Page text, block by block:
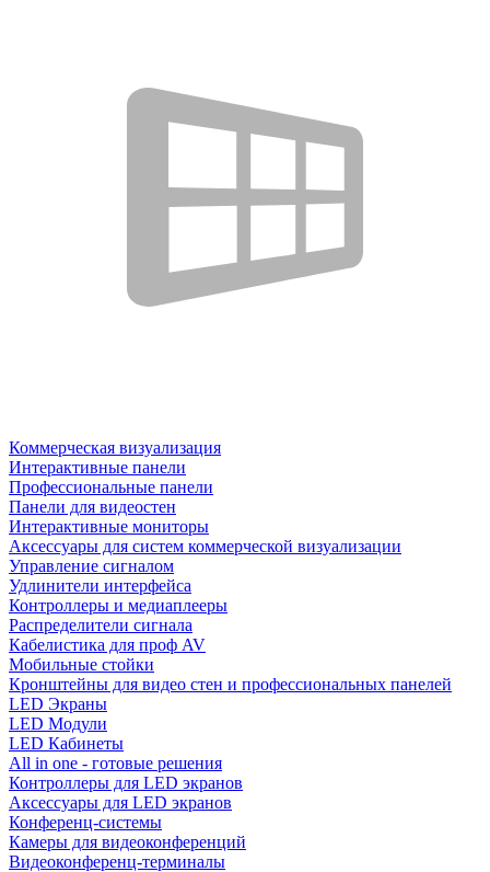
Коммерческая визуализация
Интерактивные панели
Профессиональные панели
Панели для видеостен
Интерактивные мониторы
Аксессуары для систем коммерческой визуализации
Управление сигналом
Удлинители интерфейса
Контроллеры и медиаплееры
Распределители сигнала
Кабелистика для проф AV
Мобильные стойки
Кронштейны для видео стен и профессиональных панелей
LED Экраны
LED Модули
LED Кабинеты
All in one - готовые решения
Контроллеры для LED экранов
Аксессуары для LED экранов
Конференц-системы
Камеры для видеоконференций
Видеоконференц-терминалы